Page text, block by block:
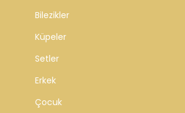
Bilezikler
Küpeler
Setler
Erkek
Çocuk